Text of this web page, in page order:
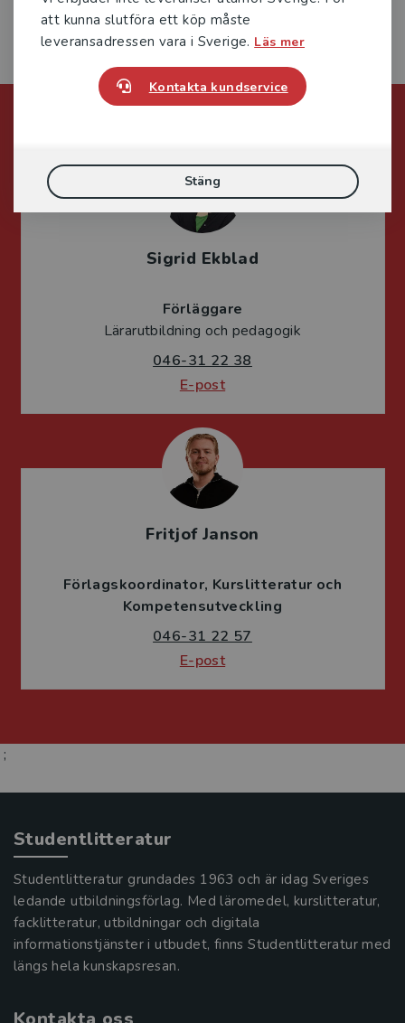
att kunna slutföra ett köp måste
leveransadressen vara i Sverige. Läs mer
Kontakta kundservice
Stäng
Förlagskontakt
Sigrid Ekblad
Förläggare
Lärarutbildning och pedagogik
046-31 22 38
E-post
Fritjof Janson
Förlagskoordinator Kurslitteratur och
Kompetensutveckling
046-31 22 57
E-post
;
Studentlitteratur
Studentlitteratur grundades 1963 och är idag Sveriges
ledande utbildningsförlag. Med läromedel, kurslitteratur,
facklitteratur, utbildningar och digitala
informationstjänster i utbudet, finns Studentlitteratur med
längs hela kunskapsresan.